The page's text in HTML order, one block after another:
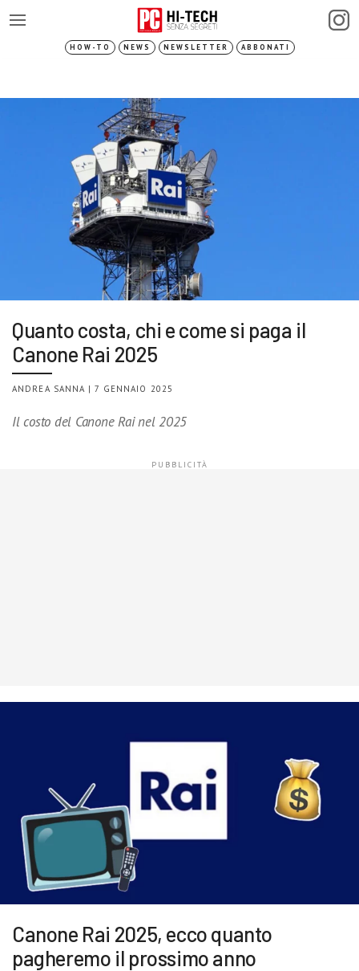
HOW-TO NEWS NEWSLETTER ABBONATI
Quanto costa, chi e come si paga il
Canone Rai 2025
ANDREA SANNA | 7 GENNAIO 2025
Il costo del Canone Rai nel 2025
Canone Rai 2025, ecco quanto
pagheremo il prossimo anno